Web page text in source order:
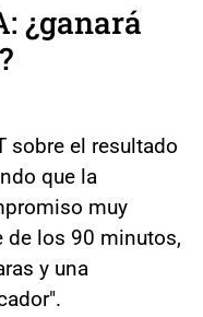
¿ganará
sobre el resultado
que la
muy
de los 90 minutos,
y una